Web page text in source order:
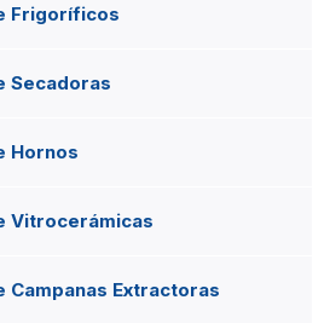
Frigoríficos
Secadoras
Hornos
Vitrocerámicas
Campanas Extractoras